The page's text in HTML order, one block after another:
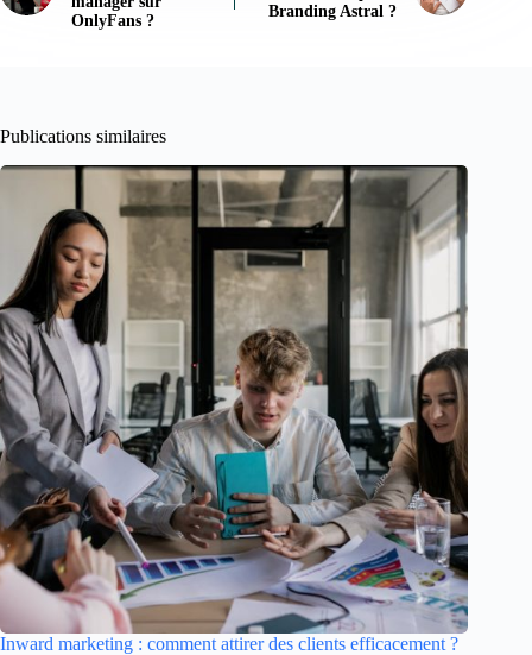
OnlyFans ?
Branding Astral ?
Publications similaires
Inward marketing : comment attirer des clients efficacement ?